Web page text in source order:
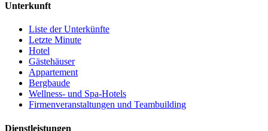
Unterkunft
Liste der Unterkünfte
Letzte Minute
Hotel
Gästehäuser
Appartement
Bergbaude
Wellness- und Spa-Hotels
Firmenveranstaltungen und Teambuilding
Dienstleistungen